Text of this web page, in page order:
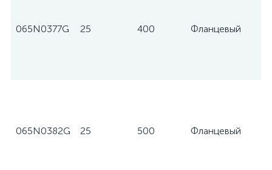
065N0377G 25 400 Фланцевый
065N0382G 25 500 Фланцевый